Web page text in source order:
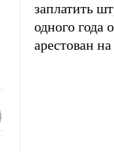
заплатить
одного года
арестован